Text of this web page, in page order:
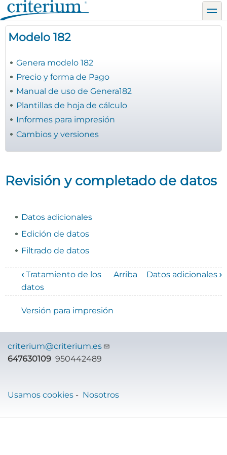
Pasar
al
contenido
principal
Modelo 182
Genera modelo 182
Precio y forma de Pago
Manual de uso de Genera182
Plantillas de hoja de cálculo
Informes para impresión
Cambios y versiones
Revisión y completado de datos
Datos adicionales
Edición de datos
Filtrado de datos
Enlaces
para
de
‹ Tratamiento de los
datos
Arriba Datos adicionales ›
Versión para impresión
criterium@criterium.es
647630109 950442489
Usamos cookies - Nosotros